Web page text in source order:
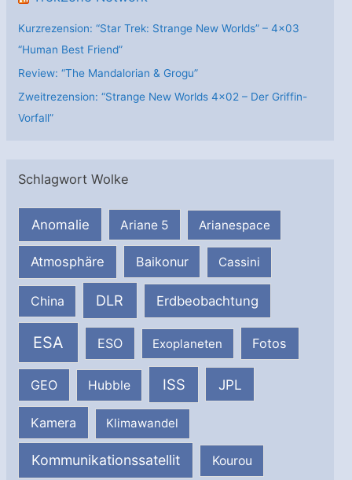
Kurzrezension: “Star Trek: Strange New Worlds” – 4×03
“Human Best Friend”
Review: “The Mandalorian & Grogu”
Zweitrezension: “Strange New Worlds 4×02 – Der Griffin-
Vorfall”
Schlagwort Wolke
Anomalie Ariane 5 Arianespace
Atmosphäre Baikonur Cassini
China DLR Erdbeobachtung
ESA ESO Exoplaneten Fotos
GEO Hubble ISS JPL
Kamera Klimawandel
Kommunikationssatellit Kourou